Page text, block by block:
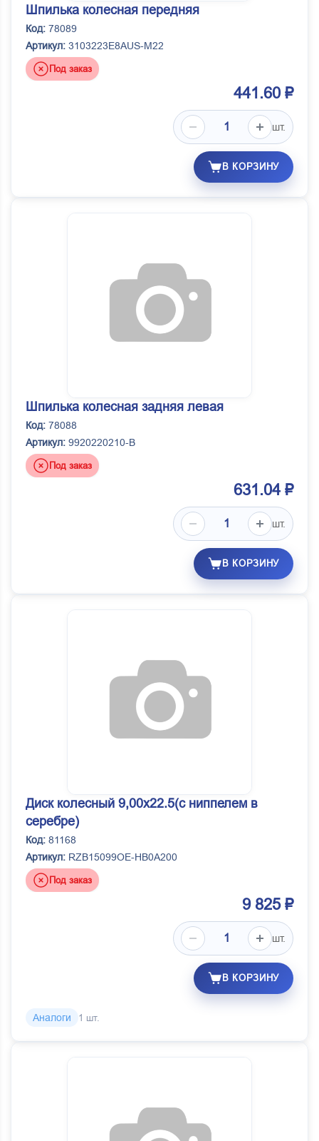
Шпилька колесная передняя
Код: 78089
Артикул: 3103223E8AUS-M22
Под заказ
441.60 ₽
шт.
В КОРЗИНУ
Шпилька колесная задняя левая
Код: 78088
Артикул: 9920220210-B
Под заказ
631.04 ₽
шт.
В КОРЗИНУ
Диск колесный 9,00x22.5(с ниппелем в
серебре)
Код: 81168
Артикул: RZB15099OE-HB0А200
Под заказ
9 825 ₽
шт.
В КОРЗИНУ
Аналоги 1 шт.